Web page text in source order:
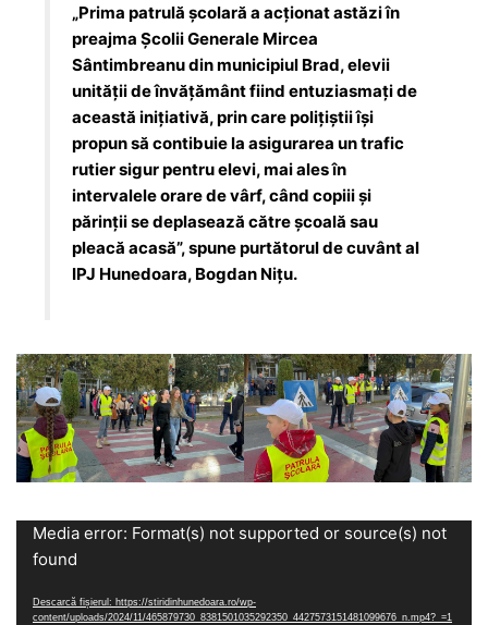
„Prima patrulă școlară a acționat astăzi în
preajma Școlii Generale Mircea
Sântimbreanu din municipiul Brad, elevii
unității de învățământ fiind entuziasmați de
această inițiativă, prin care polițiștii își
propun să contibuie la asigurarea un trafic
rutier sigur pentru elevi, mai ales în
intervalele orare de vârf, când copiii și
părinții se deplasează către școală sau
pleacă acasă”, spune purtătorul de cuvânt al
IPJ Hunedoara, Bogdan Nițu.
Player
video
Media error: Format(s) not supported or source(s) not
found
Descarcă fișierul: https://stiridinhunedoara.ro/wp-
content/uploads/2024/11/465879730_8381501035292350_4427573151481099676_n.mp4?_=1